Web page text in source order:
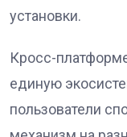
установки.
Кросс-
единую
пользователи